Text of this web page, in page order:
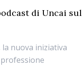
di Uncai sul
nuova iniziativa